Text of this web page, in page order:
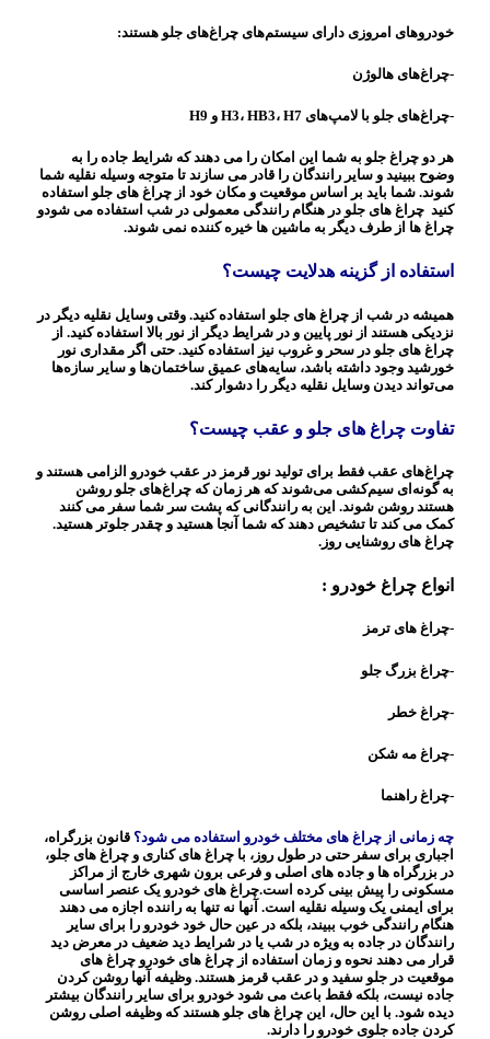
خودروهای امروزی دارای سیستم‌های چراغ‌های جلو هستند:
-چراغ‌های هالوژن
-چراغ‌های جلو با لامپ‌های H3، HB3، H7 و H9
هر دو چراغ جلو به شما این امکان را می دهند که شرایط جاده را به
وضوح ببینید و سایر رانندگان را قادر می سازند تا متوجه وسیله نقلیه شما
شوند. شما باید بر اساس موقعیت و مکان خود از چراغ های جلو استفاده
کنید چراغ های جلو در هنگام رانندگی معمولی در شب استفاده می شودو
چراغ ها از طرف دیگر به ماشین ها خیره کننده نمی شوند.
استفاده از گزینه هدلایت چیست؟
همیشه در شب از چراغ های جلو استفاده کنید. وقتی وسایل نقلیه دیگر در
نزدیکی هستند از نور پایین و در شرایط دیگر از نور بالا استفاده کنید. از
چراغ های جلو در سحر و غروب نیز استفاده کنید. حتی اگر مقداری نور
خورشید وجود داشته باشد، سایه‌های عمیق ساختمان‌ها و سایر سازه‌ها
می‌تواند دیدن وسایل نقلیه دیگر را دشوار کند.
تفاوت چراغ های جلو و عقب چیست؟
چراغ‌های عقب فقط برای تولید نور قرمز در عقب خودرو الزامی هستند و
به گونه‌ای سیم‌کشی می‌شوند که هر زمان که چراغ‌های جلو روشن
هستند روشن شوند. این به رانندگانی که پشت سر شما سفر می کنند
کمک می کند تا تشخیص دهند که شما آنجا هستید و چقدر جلوتر هستید.
چراغ های روشنایی روز.
انواع چراغ خودرو :
-چراغ های ترمز
-چراغ بزرگ جلو
-چراغ خطر
-چراغ مه شکن
-چراغ راهنما
چه زمانی از چراغ های مختلف خودرو استفاده می شود؟ قانون بزرگراه،
اجباری برای سفر حتی در طول روز، با چراغ های کناری و چراغ های جلو،
در بزرگراه ها و جاده های اصلی و فرعی برون شهری خارج از مراکز
مسکونی را پیش بینی کرده است.چراغ های خودرو یک عنصر اساسی
برای ایمنی یک وسیله نقلیه است. آنها نه تنها به راننده اجازه می دهند
هنگام رانندگی خوب ببیند، بلکه در عین حال خود خودرو را برای سایر
رانندگان در جاده به ویژه در شب یا در شرایط دید ضعیف در معرض دید
قرار می دهند نحوه و زمان استفاده از چراغ های خودرو چراغ های
موقعیت در جلو سفید و در عقب قرمز هستند. وظیفه آنها روشن کردن
جاده نیست، بلکه فقط باعث می شود خودرو برای سایر رانندگان بیشتر
دیده شود. با این حال، این چراغ های جلو هستند که وظیفه اصلی روشن
کردن جاده جلوی خودرو را دارند.